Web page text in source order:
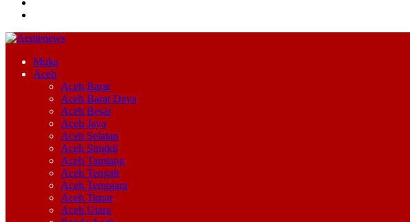
Muka
Aceh
Aceh Barat
Aceh Barat Daya
Aceh Besar
Aceh Jaya
Aceh Selatan
Aceh Singkil
Aceh Tamiang
Aceh Tengah
Aceh Tenggara
Aceh Timur
Aceh Utara